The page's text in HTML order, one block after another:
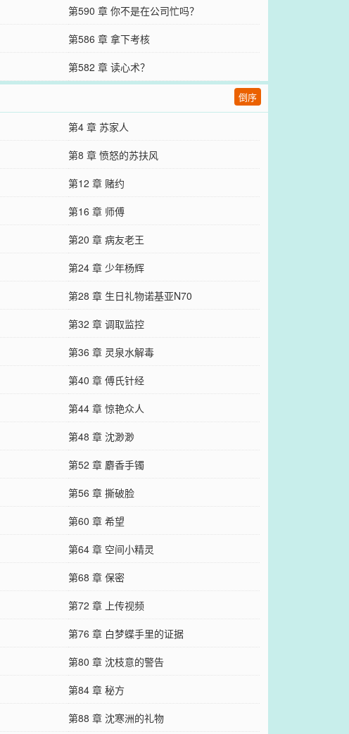
第590 章 你不是在公司忙吗？
第586 章 拿下考核
第582 章 读心术？
倒序
第4 章 苏家人
第8 章 愤怒的苏扶风
第12 章 赌约
第16 章 师傅
第20 章 病友老王
第24 章 少年杨辉
第28 章 生日礼物诺基亚N70
第32 章 调取监控
第36 章 灵泉水解毒
第40 章 傅氏针经
第44 章 惊艳众人
第48 章 沈渺渺
第52 章 麝香手镯
第56 章 撕破脸
第60 章 希望
第64 章 空间小精灵
第68 章 保密
第72 章 上传视频
第76 章 白梦蝶手里的证据
第80 章 沈枝意的警告
第84 章 秘方
第88 章 沈寒洲的礼物